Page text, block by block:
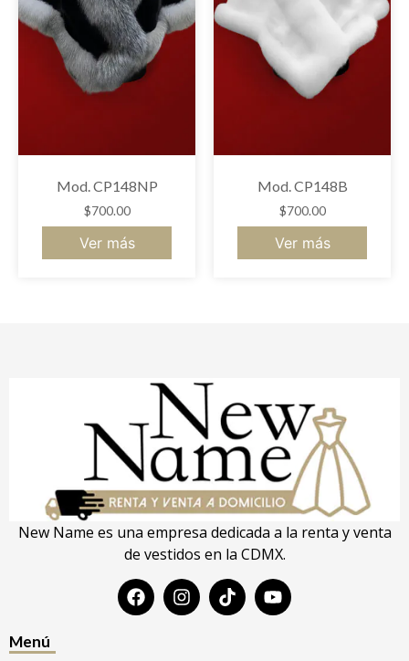
Mod. CP148NP
$700.00
Ver más
Mod. CP148B
$700.00
Ver más
New Name es una empresa dedicada a la renta y venta
de vestidos en la CDMX.
Menú